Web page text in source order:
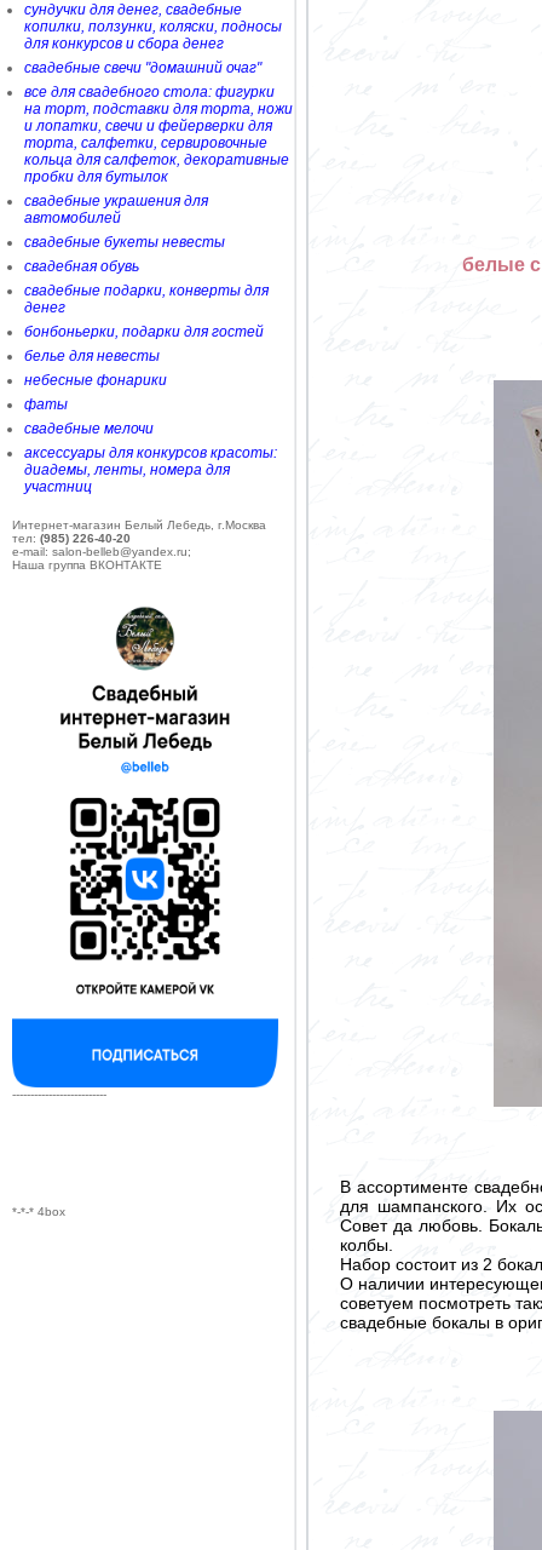
сундучки для денег, свадебные
копилки, ползунки, коляски, подносы
для конкурсов и сбора денег
свадебные свечи "домашний очаг"
все для свадебного стола: фигурки
на торт, подставки для торта, ножи
и лопатки, свечи и фейерверки для
торта, салфетки, сервировочные
кольца для салфеток, декоративные
пробки для бутылок
свадебные украшения для
автомобилей
свадебные букеты невесты
свадебная обувь
свадебные подарки, конверты для
денег
бонбоньерки, подарки для гостей
белье для невесты
небесные фонарики
фаты
свадебные мелочи
аксессуары для конкурсов красоты:
диадемы, ленты, номера для
участниц
Интернет-магазин Белый Лебедь, г.Москва
тел: (985) 226-40-20
e-mail: salon-belleb@yandex.ru;
Наша группа ВКОНТАКТЕ
--------------------------
*-*-* 4box
белые
В ассортименте
для шампанского. Их
Совет да любовь.
колбы.
Набор состоит из 2
О наличии
советуем посмотреть
свадебные бокалы в